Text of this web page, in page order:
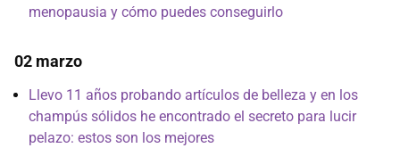
menopausia y cómo puedes conseguirlo
02 marzo
Llevo 11 años probando artículos de belleza y en los
champús sólidos he encontrado el secreto para lucir
pelazo: estos son los mejores